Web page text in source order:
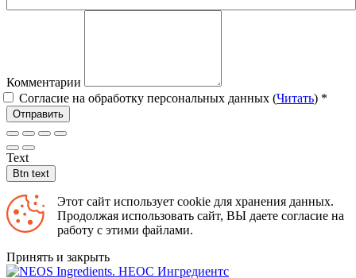
Комментарии
Согласие на обработку персональных данных (Читать) *
Отправить
Text
Btn text
Этот сайт использует cookie для хранения данных.
Продолжая использовать сайт, ВЫ даете согласие на
работу с этими файлами.
Принять и закрыть